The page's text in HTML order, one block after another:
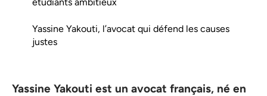
Yassine Yakouti, l’avocat qui défend les causes
justes
Yassine Yakouti est un avocat français, né en